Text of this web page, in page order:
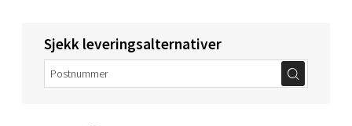
Sjekk leveringsalternativer
Velg